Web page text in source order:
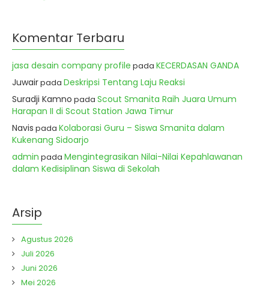
Komentar Terbaru
jasa desain company profile pada KECERDASAN GANDA
Juwairpada Deskripsi Tentang Laju Reaksi
Suradji Kamno pada Scout Smanita Raih Juara Umum
Harapan II di Scout Station Jawa Timur
Navis pada Kolaborasi Guru – Siswa Smanita dalam
Kukenang Sidoarjo
admin pada Mengintegrasikan Nilai-Nilai Kepahlawanan
dalam Kedisiplinan Siswa di Sekolah
Arsip
Agustus 2026
Juli 2026
Juni 2026
Mei 2026